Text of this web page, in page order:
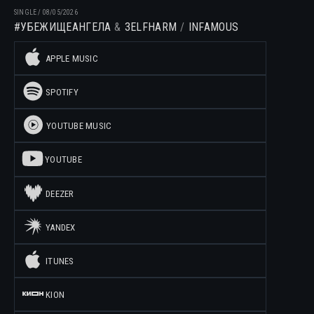
SINGLE/ 08/05/2026
#УБЕЖИЩЕАНГЕЛА 3ELFHARM INFAMOUS
APPLE MUSIC
SPOTIFY
YOUTUBE MUSIC
YOUTUBE
DEEZER
YANDEX
ITUNES
KION